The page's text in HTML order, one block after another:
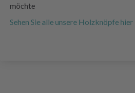
möchte
Sehen Sie alle unsere Holzknöpfe hier